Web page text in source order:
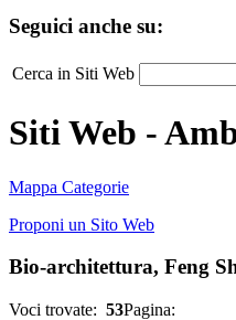
Seguici anche su:
Cerca in Siti Web
Siti Web -
Mappa Categorie
Proponi un Sito Web
Bio-architettura, Feng
Voci trovate: 53Pagina: